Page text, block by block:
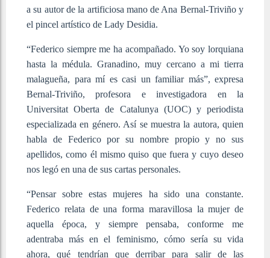
a su autor de la artificiosa mano de Ana Bernal-Triviño y
el pincel artístico de Lady Desidia.
“Federico siempre me ha acompañado. Yo soy lorquiana
hasta la médula. Granadino, muy cercano a mi tierra
malagueña, para mí es casi un familiar más”, expresa
Bernal-Triviño, profesora e investigadora en la
Universitat Oberta de Catalunya (UOC) y periodista
especializada en género. Así se muestra la autora, quien
habla de Federico por su nombre propio y no sus
apellidos, como él mismo quiso que fuera y cuyo deseo
nos legó en una de sus cartas personales.
“Pensar sobre estas mujeres ha sido una constante.
Federico relata de una forma maravillosa la mujer de
aquella época, y siempre pensaba, conforme me
adentraba más en el feminismo, cómo sería su vida
ahora, qué tendrían que derribar para salir de las